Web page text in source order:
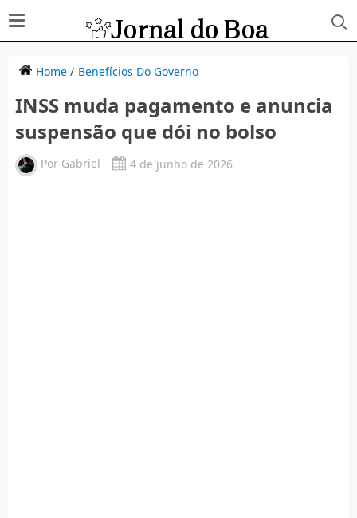
Home/ Benefícios Do Governo
INSS muda pagamento e anuncia
suspensão que dói no bolso
Por Gabriel 4 de junho de 2026